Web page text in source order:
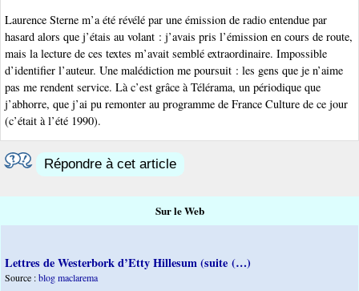
Laurence Sterne m’a été révélé par une émission de radio entendue par
hasard alors que j’étais au volant : j’avais pris l’émission en cours de route,
mais la lecture de ces textes m’avait semblé extraordinaire. Impossible
d’identifier l’auteur. Une malédiction me poursuit : les gens que je n’aime
pas me rendent service. Là c’est grâce à Télérama, un périodique que
j’abhorre, que j’ai pu remonter au programme de France Culture de ce jour
(c’était à l’été 1990).
Répondre à cet article
Sur le Web
Lettres de Westerbork d’Etty Hillesum (suite (…)
Source :blog maclarema